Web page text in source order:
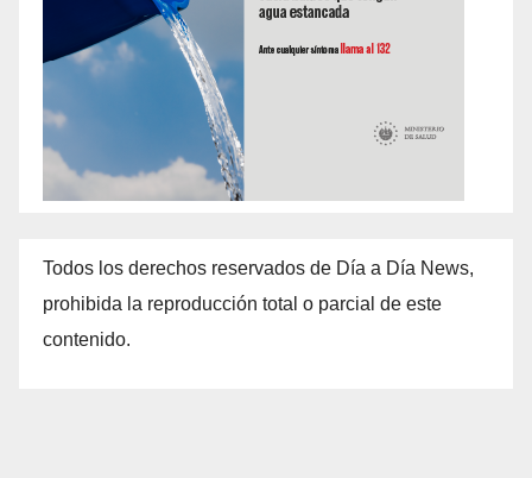
Todos los derechos reservados de Día a Día News,
prohibida la reproducción total o parcial de este
contenido.